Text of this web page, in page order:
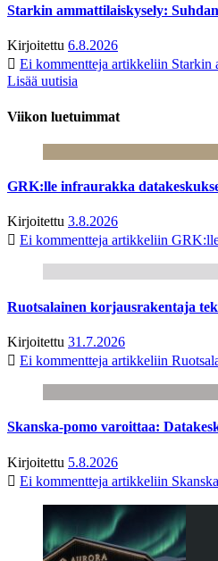
Starkin ammattilaiskysely:
Kirjoitettu 6.8.2026
Ei kommentteja artikkeliin Starkin
Lisää uutisia
Viikon luetuimmat
GRK:lle infraurakka
Kirjoitettu 3.8.2026
Ei kommentteja artikkeliin
Ruotsalainen korjausrakentaja
Kirjoitettu 31.7.2026
Ei kommentteja artikkeliin
Skanska-pomo varoittaa:
Kirjoitettu 5.8.2026
Ei kommentteja artikkeliin